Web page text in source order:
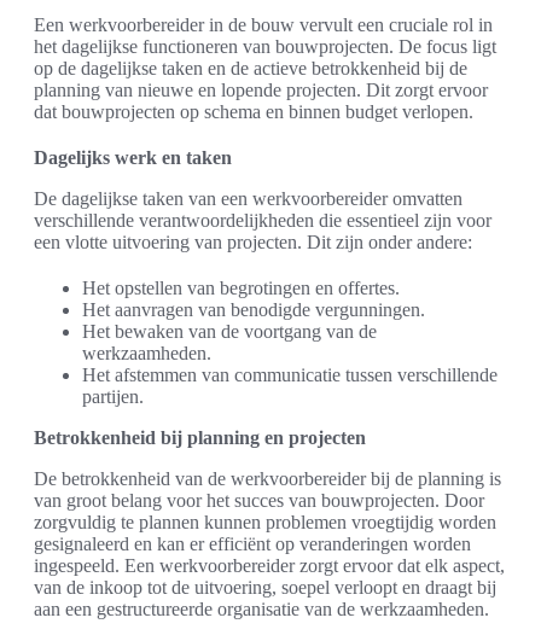
Een werkvoorbereider in de bouw vervult een cruciale rol in
het dagelijkse functioneren van bouwprojecten. De focus ligt
op de dagelijkse taken en de actieve betrokkenheid bij de
planning van nieuwe en lopende projecten. Dit zorgt ervoor
dat bouwprojecten op schema en binnen budget verlopen.
Dagelijks werk en taken
De dagelijkse taken van een werkvoorbereider omvatten
verschillende verantwoordelijkheden die essentieel zijn voor
een vlotte uitvoering van projecten. Dit zijn onder andere:
Het opstellen van begrotingen en offertes.
Het aanvragen van benodigde vergunningen.
Het bewaken van de voortgang van de
werkzaamheden.
Het afstemmen van communicatie tussen verschillende
partijen.
Betrokkenheid bij planning en projecten
De betrokkenheid van de werkvoorbereider bij de planning is
van groot belang voor het succes van bouwprojecten. Door
zorgvuldig te plannen kunnen problemen vroegtijdig worden
gesignaleerd en kan er efficiënt op veranderingen worden
ingespeeld. Een werkvoorbereider zorgt ervoor dat elk aspect,
van de inkoop tot de uitvoering, soepel verloopt en draagt bij
aan een gestructureerde organisatie van de werkzaamheden.